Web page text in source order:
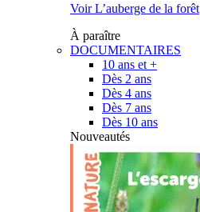
Voir L’auberge de la forêt
À paraître
DOCUMENTAIRES
10 ans et +
Dès 2 ans
Dès 4 ans
Dès 7 ans
Dès 10 ans
Nouveautés